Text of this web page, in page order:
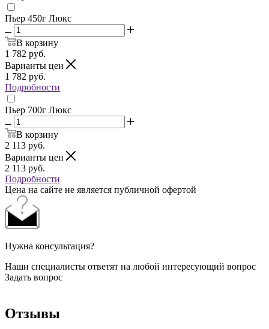
Пьер 450г Люкс
В корзину
1 782 руб.
Варианты цен
1 782 руб.
Подробности
Пьер 700г Люкс
В корзину
2 113 руб.
Варианты цен
2 113 руб.
Подробности
Цена на сайте не является публичной офертой
Нужна консультация?
Наши специалисты ответят на любой интересующий вопрос
Задать вопрос
Отзывы